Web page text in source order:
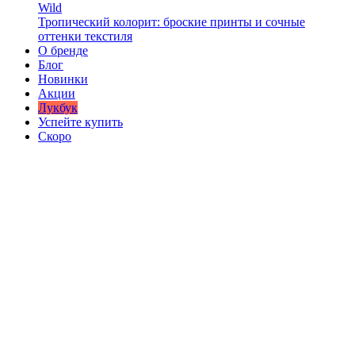
Wild
Тропический колорит: броские принты и сочные
оттенки текстиля
О бренде
Блог
Новинки
Акции
Лукбук
Успейте купить
Скоро